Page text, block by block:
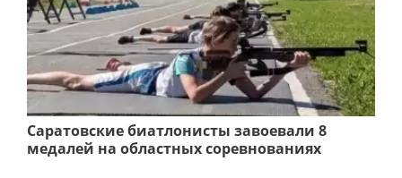
Саратовские биатлонисты завоевали 8
медалей на областных соревнованиях